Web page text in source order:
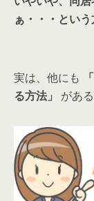
ぁ・・・という
実は、他にも
る方法」
があ